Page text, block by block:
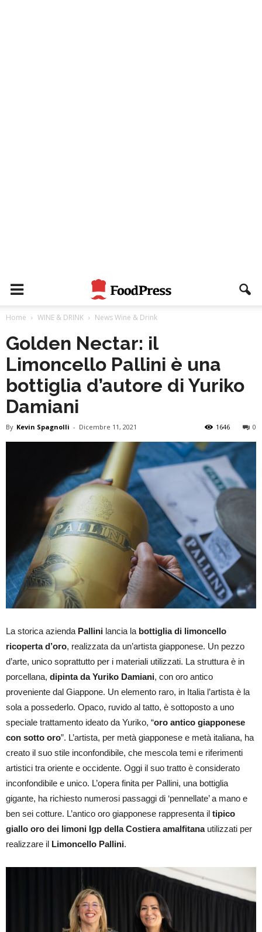
Home WINE & DRINK News Wine & Drink
Golden Nectar: il
Limoncello Pallini è una
bottiglia d’autore di Yuriko
Damiani
By Kevin Spagnolli - Dicembre 11, 2021 0
1646
La storica azienda Pallini lancia la bottiglia di limoncello
ricoperta d’oro, realizzata da un’artista giapponese. Un pezzo
d’arte, unico soprattutto per i materiali utilizzati. La struttura è in
porcellana, dipinta da Yuriko Damiani, con oro antico
proveniente dal Giappone. Un elemento raro, in Italia l’artista è la
sola a possederlo. Opaco, ruvido al tatto, è sottoposto a uno
speciale trattamento ideato da Yuriko, “oro antico giapponese
con sotto oro”. L’artista, per metà giapponese e metà italiana, ha
creato il suo stile inconfondibile, che mescola temi e riferimenti
artistici tra oriente e occidente. Oggi il suo tratto è considerato
inconfondibile e unico. L’opera finita per Pallini, una bottiglia
gigante, ha richiesto numerosi passaggi di ‘pennellate’ a mano e
ben sei cotture. L’antico oro giapponese rappresenta il tipico
giallo oro dei limoni Igp della Costiera amalfitanautilizzati per
realizzare il Limoncello Pallini.